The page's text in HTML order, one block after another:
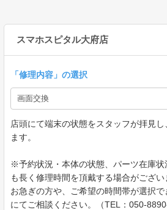
スマホスピタル大府店
「修理内容 」の選択
店頭にて端末の状態をスタッフが拝見
ます。
※予約状況・本体の状態、パーツ在庫状
も長く修理時間を頂戴する場合がござい
お急ぎの方や、ご希望の時間帯が選択
にてご相談ください。（TEL：050-